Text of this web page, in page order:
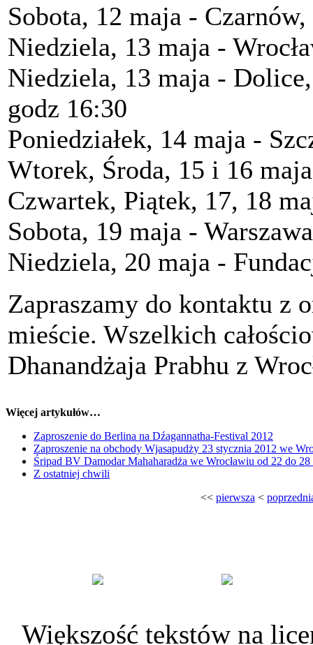
Sobota, 12 maja -
Niedziela, 13 maja -
Niedziela, 13 maja -
godz 16:30
Poniedziałek, 14 maja -
Wtorek, Środa, 15 i 16
Czwartek, Piątek, 17, 18
Sobota, 19 maja -
Niedziela, 20 maja -
Zapraszamy do kontaktu z
mieście. Wszelkich
Dhanandżaja Prabhu z
Więcej artykułów…
Zaproszenie do Berlina na Dźagannatha-Festival 2012
Zaproszenie na obchody Wjasapudży 23 stycznia 2012 we
Śripad BV Damodar Mahaharadża we Wrocławiu od 22 do
Z ostatniej chwili
<< pierwsza <
Większość tekstów na